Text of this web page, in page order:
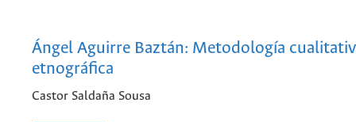
Ángel Aguirre Baztán: Metodología
etnográfica
Castor Saldaña Sousa